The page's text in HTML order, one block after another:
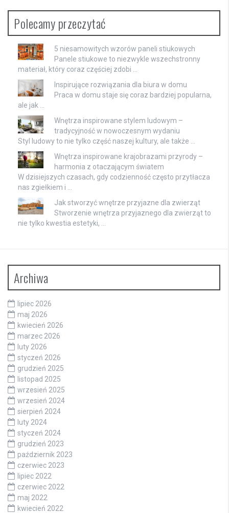
Polecamy przeczytać
5 niesamowitych wzorów paneli stiukowych
Panele stiukowe to niezwykle wszechstronny
materiał, który coraz częściej zdobi …
Inspirujące rozwiązania dla biura w domu
Praca w domu staje się coraz bardziej popularna,
ale jak …
Wnętrza inspirowane stylem ludowym –
tradycyjność w nowoczesnym wydaniu
Styl ludowy to nie tylko część naszej kultury, ale także …
Wnętrza inspirowane krajobrazami przyrody –
harmonia z otaczającym światem
W dzisiejszych czasach, gdy codzienność często przytłacza
nas zgiełkiem i …
Jak stworzyć wnętrze przyjazne dla zwierząt
Stworzenie wnętrza przyjaznego dla zwierząt to
nie tylko kwestia estetyki, …
Archiwa
lipiec 2026
maj 2026
kwiecień 2026
marzec 2026
luty 2026
styczeń 2026
grudzień 2025
listopad 2025
wrzesień 2025
wrzesień 2024
sierpień 2024
luty 2024
styczeń 2024
grudzień 2023
październik 2023
czerwiec 2023
lipiec 2022
czerwiec 2022
maj 2022
kwiecień 2022